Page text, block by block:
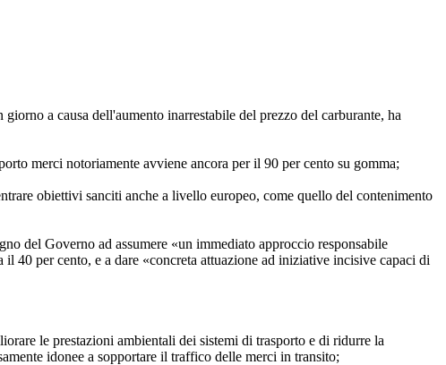
a causa dell'aumento inarrestabile del prezzo del carburante, ha
merci notoriamente avviene ancora per il 90 per cento su gomma;
obiettivi sanciti anche a livello europeo, come quello del contenimento
del Governo ad assumere «un immediato approccio responsabile
40 per cento, e a dare «concreta attuazione ad iniziative incisive capaci di
le prestazioni ambientali dei sistemi di trasporto e di ridurre la
idonee a sopportare il traffico delle merci in transito;